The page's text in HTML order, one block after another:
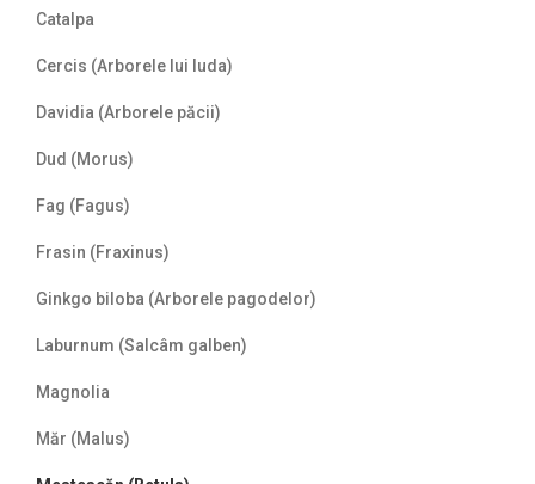
Catalpa
Cercis (Arborele lui Iuda)
Davidia (Arborele păcii)
Dud (Morus)
Fag (Fagus)
Frasin (Fraxinus)
Ginkgo biloba (Arborele pagodelor)
Laburnum (Salcâm galben)
Magnolia
Măr (Malus)